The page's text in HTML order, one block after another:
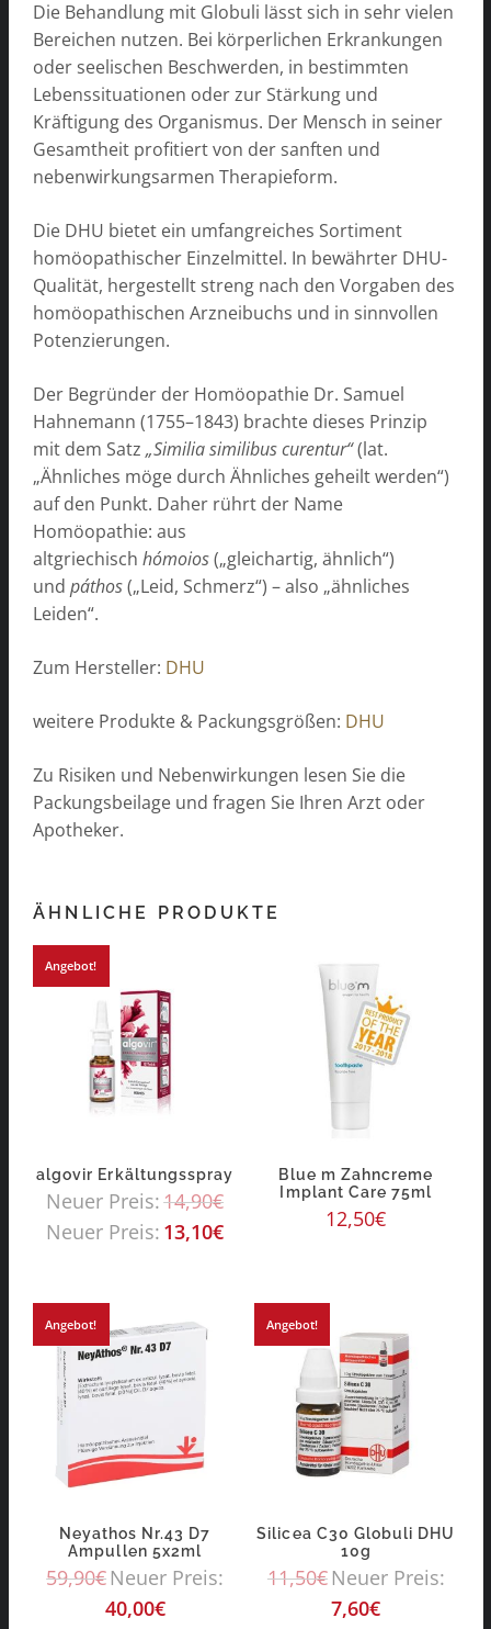
Die Behandlung mit Globuli lässt sich in sehr vielen
Bereichen nutzen. Bei körperlichen Erkrankungen
oder seelischen Beschwerden, in bestimmten
Lebenssituationen oder zur Stärkung und
Kräftigung des Organismus. Der Mensch in seiner
Gesamtheit profitiert von der sanften und
nebenwirkungsarmen Therapieform.
Die DHU bietet ein umfangreiches Sortiment
homöopathischer Einzelmittel. In bewährter DHU-
Qualität, hergestellt streng nach den Vorgaben des
homöopathischen Arzneibuchs und in sinnvollen
Potenzierungen.
Der Begründer der Homöopathie Dr. Samuel
Hahnemann (1755–1843) brachte dieses Prinzip
mit dem Satz „Similia similibus curentur“(lat.
„Ähnliches möge durch Ähnliches geheilt werden“)
auf den Punkt. Daher rührt der Name
Homöopathie: aus
altgriechisch hómoios(„gleichartig, ähnlich“)
und páthos(„Leid, Schmerz“) – also „ähnliches
Leiden“.
Zum Hersteller: DHU
weitere Produkte & Packungsgrößen: DHU
Zu Risiken und Nebenwirkungen lesen Sie die
Packungsbeilage und fragen Sie Ihren Arzt oder
Apotheker.
ÄHNLICHE PRODUKTE
Angebot!
algovir Erkältungsspray
Neuer Preis:14,90€
Neuer Preis: 13,10€
Blue m Zahncreme
Implant Care 75ml
12,50€
Angebot!
Neyathos Nr.43 D7
Ampullen 5x2ml
59,90€Neuer Preis:
40,00€
Angebot!
Silicea C30 Globuli DHU
10g
11,50€Neuer Preis:
7,60€